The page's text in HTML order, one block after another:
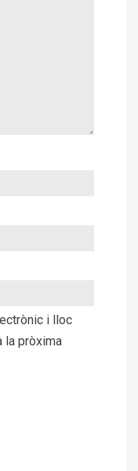
i lloc
la pròxima